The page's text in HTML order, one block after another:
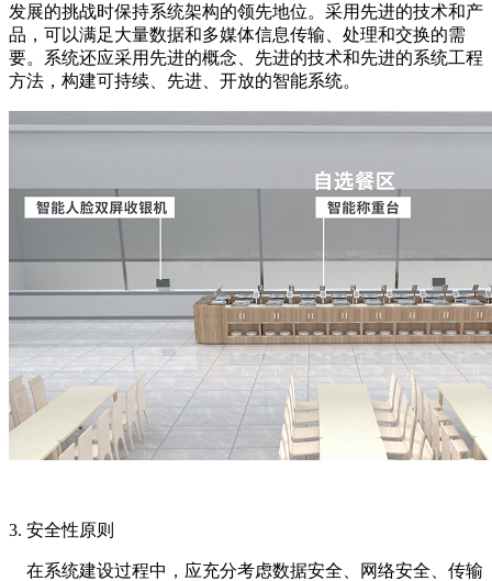
发展的挑战时保持系统架构的领先地位。采用先进的技术和产
品，可以满足大量数据和多媒体信息传输、处理和交换的需
要。系统还应采用先进的概念、先进的技术和先进的系统工程
方法，构建可持续、先进、开放的智能系统。
3. 安全性原则
在系统建设过程中，应充分考虑数据安全、网络安全、传输